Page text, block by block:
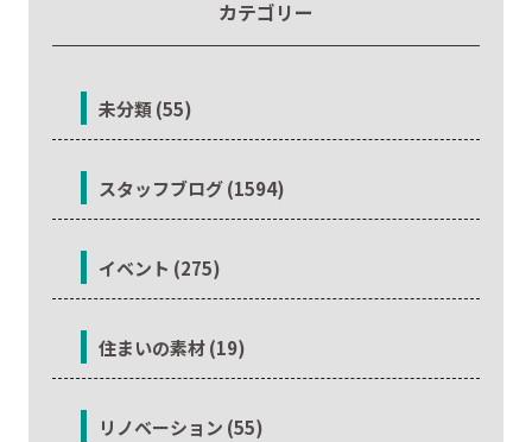
カテゴリー
未分類 (55)
スタッフブログ (1594)
イベント (275)
住まいの素材 (19)
リノベーション (55)